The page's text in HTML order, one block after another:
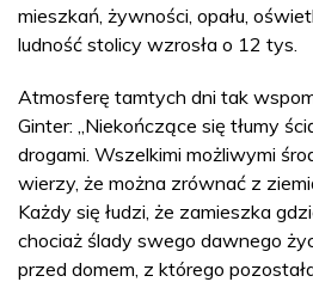
mieszkań, żywności, opału,
ludność stolicy wzrosła o 12 tys.
Atmosferę tamtych dni tak
Ginter: „Niekończące się tłumy
drogami. Wszelkimi możliwymi
wierzy, że można zrównać z
Każdy się łudzi, że zamieszka
chociaż ślady swego dawnego
przed domem, z którego